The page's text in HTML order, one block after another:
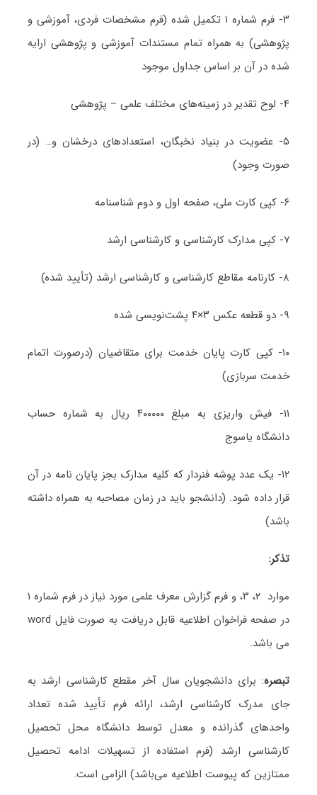
۳- فرم شماره ۱ تکمیل شده (فرم مشخصات فردی، آموزشی و
پژوهشی) به همراه تمام مستندات آموزشی و پژوهشی ارایه
شده در آن بر اساس جداول موجود
۴- لوح تقدیر در زمینه‌های مختلف علمی – پژوهشی
۵- عضویت در بنیاد نخبگان، استعدادهای درخشان و… (در
صورت وجود)
۶- کپی کارت ملی، صفحه اول و دوم شناسنامه
۷- کپی مدارک کارشناسی و کارشناسی ارشد
۸- کارنامه مقاطع کارشناسی و کارشناسی ارشد (تأیید شده)
۹- دو قطعه عکس ۳×۴ پشت‌نویسی شده
۱۰- کپی کارت پایان خدمت برای متقاضیان (درصورت اتمام
خدمت سربازی)
۱۱- فیش واریزی به مبلغ ۴۰۰۰۰۰ ریال به شماره حساب
دانشگاه یاسوج
۱۲- یک عدد پوشه فنردار که کلیه مدارک بجز پایان نامه در آن
قرار داده شود. (دانشجو باید در زمان مصاحبه به همراه داشته
باشد)
تذکر:
موارد ۲، ۳، و فرم گزارش معرف علمی مورد نیاز در فرم شماره ۱
در صفحه فراخوان اطلاعیه قابل دریافت به صورت فایل word
می باشد.
تبصره: برای دانشجویان سال آخر مقطع کارشناسی ارشد به
جای مدرک کارشناسی ارشد، ارائه فرم تأیید شده تعداد
واحدهای گذرانده و معدل توسط دانشگاه محل تحصیل
کارشناسی ارشد (فرم استفاده از تسهیلات ادامه تحصیل
ممتازین که پیوست اطلاعیه می‌باشد) الزامی است.